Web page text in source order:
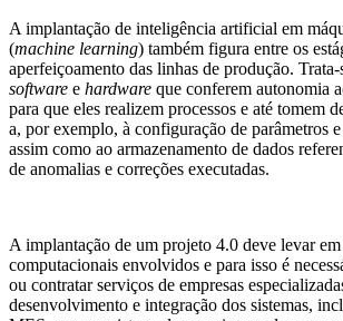
A implantação de inteligência artificial em
(machine learning) também figura entre os
aperfeiçoamento das linhas de produção. Trata-
software e hardware que conferem autonomia
para que eles realizem processos e até tomem
a, por exemplo, à configuração de parâmetros
assim como ao armazenamento de dados
de anomalias e correções executadas.
A implantação de um projeto 4.0 deve levar
computacionais envolvidos e para isso é
ou contratar serviços de empresas
desenvolvimento e integração dos sistemas,